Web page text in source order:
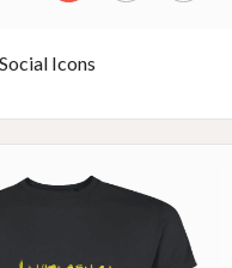
Social Icons